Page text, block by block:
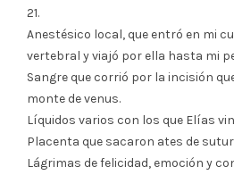
21.
Anestésico local, que entró en mi
vertebral y viajó por ella hasta mi
Sangre que corrió por la incisión
monte de venus.
Líquidos varios con los que Elías
Placenta que sacaron ates de
Lágrimas de felicidad, emoción y